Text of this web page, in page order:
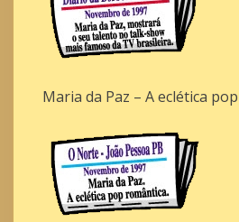
Maria da Paz – A eclética